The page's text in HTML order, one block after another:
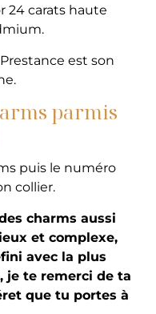
24 carats haute
est son
parmis
puis le numéro
collier.
charms aussi
et complexe,
avec la plus
je te remerci de ta
que tu portes à